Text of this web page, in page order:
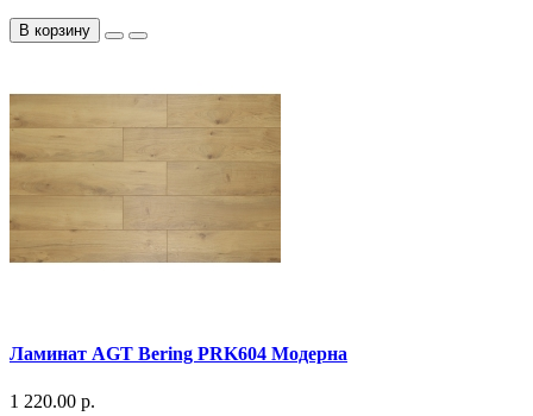
В корзину
Ламинат AGT Bering PRK604 Модерна
1 220.00 р.